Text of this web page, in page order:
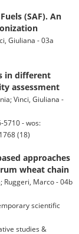
(SAF). An
Giuliana - 03a
in different
assessment
Vinci, Giuliana -
5710 - wos:
(18)
approaches
wheat chain
Ruggeri, Marco - 04b
scientific
studies &